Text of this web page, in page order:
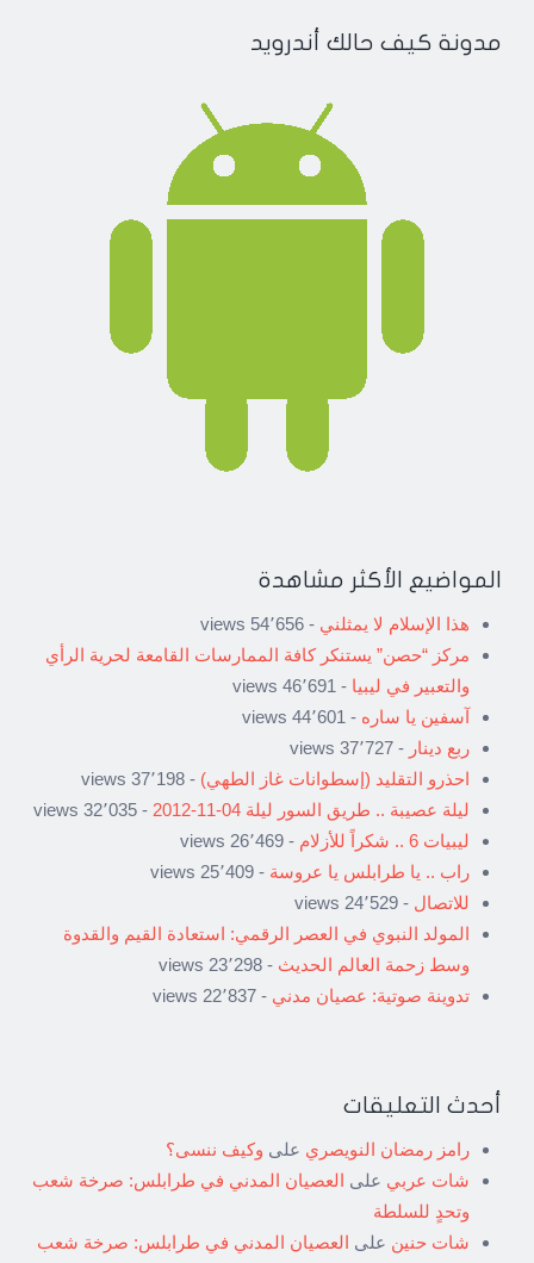
مدونة كيف حالك أندرويد
المواضيع الأكثر مشاهدة
هذا الإسلام لا يمثلني - 54٬656 views
مركز “حصن” يستنكر كافة الممارسات القامعة لحرية الرأي
والتعبير في ليبيا - 46٬691 views
آسفين يا ساره - 44٬601 views
ربع دينار - 37٬727 views
احذرو التقليد (إسطوانات غاز الطهي) - 37٬198 views
ليلة عصيبة .. طريق السور ليلة 04-11-2012
- 32٬035 views
ليبيات 6 .. شكراً للأزلام
- 26٬469 views
راب .. يا طرابلس يا عروسة - 25٬409 views
للاتصال - 24٬529 views
المولد النبوي في العصر الرقمي: استعادة القيم والقدوة
وسط زحمة العالم الحديث - 23٬298 views
تدوينة صوتية: عصيان مدني - 22٬837 views
أحدث التعليقات
رامز رمضان النويصري على وكيف ننسى؟
شات عربي على العصيان المدني في طرابلس: صرخة شعب
وتحدٍ للسلطة
شات حنين على العصيان المدني في طرابلس: صرخة شعب